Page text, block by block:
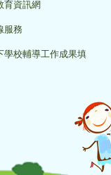
育資訊網
服務
學校輔導工作成果填